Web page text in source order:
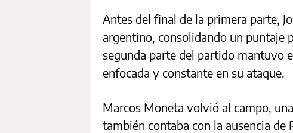
Antes del final de la primera parte,
argentino, consolidando un puntaje
segunda parte del partido mantuvo
enfocada y constante en su ataque.
Marcos Moneta volvió al campo,
también contaba con la ausencia de